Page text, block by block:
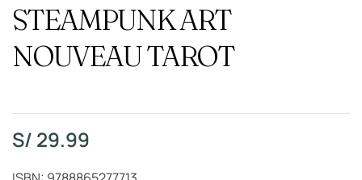
STEAMPUNK ART
NOUVEAU TAROT
S/ 29.99